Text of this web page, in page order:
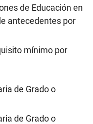
de Educación en
antecedentes por
mínimo por
de Grado o
de Grado o